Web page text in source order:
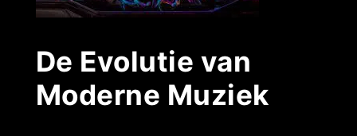
De Evolutie van
Moderne Muziek